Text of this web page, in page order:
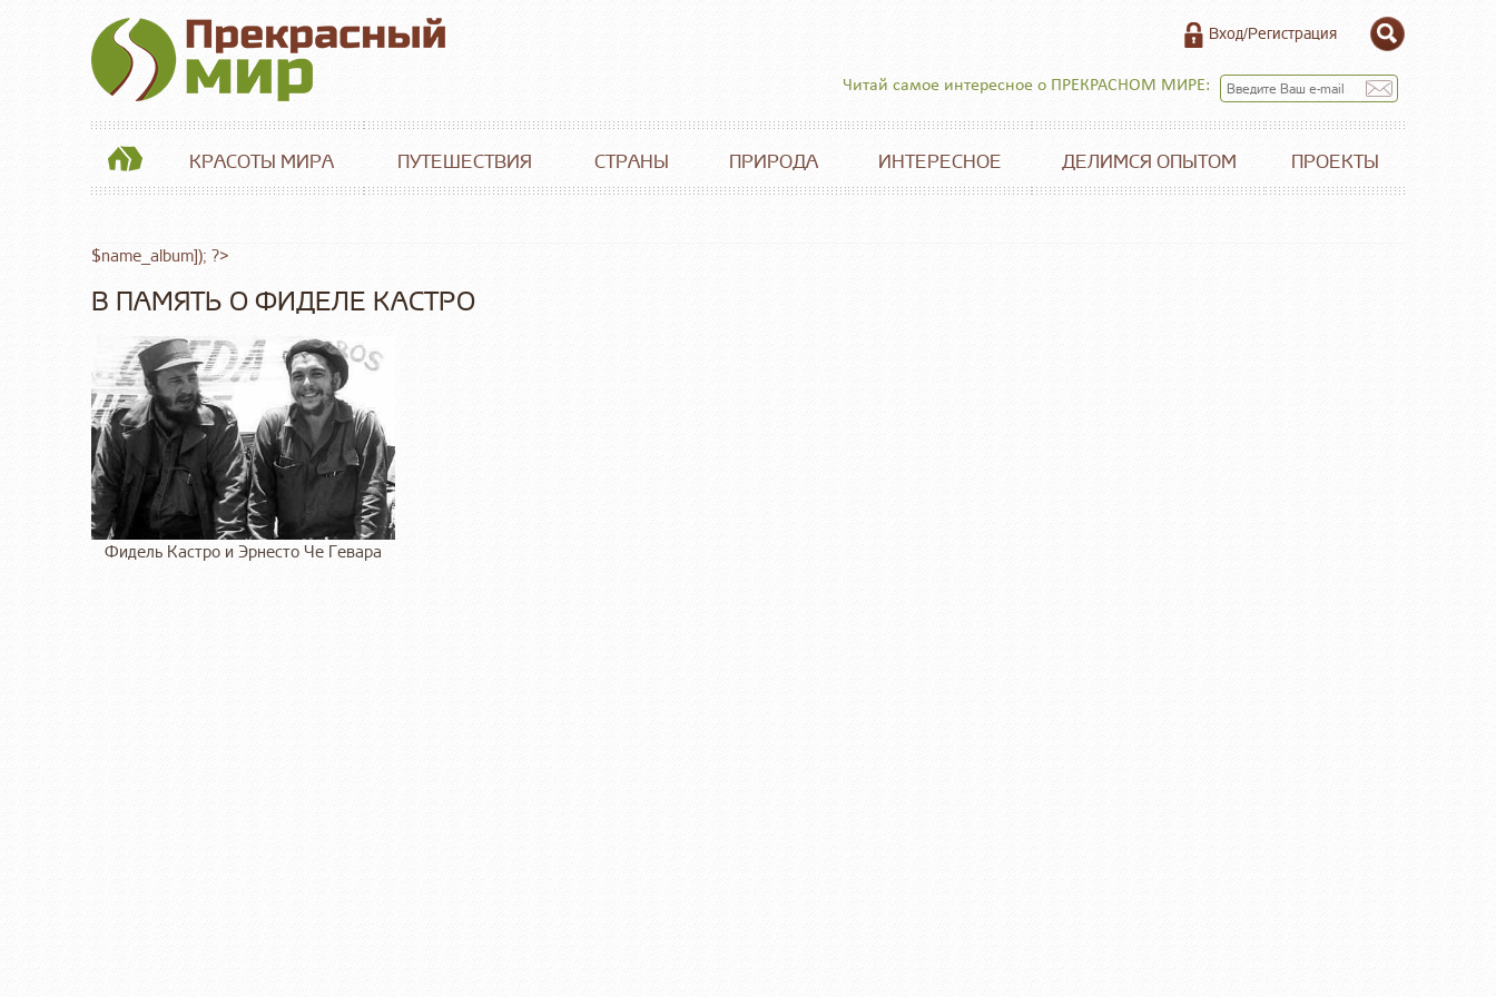
Вход/Регистрация
Читай самое интересное о ПРЕКРАСНОМ МИРЕ:
КРАСОТЫ МИРА ПУТЕШЕСТВИЯ СТРАНЫ ПРИРОДА ИНТЕРЕСНОЕ ДЕЛИМСЯ ОПЫТОМ ПРОЕКТЫ
$name_album]); ?>
В ПАМЯТЬ О ФИДЕЛЕ КАСТРО
Фидель Кастро и Эрнесто Че Гевара